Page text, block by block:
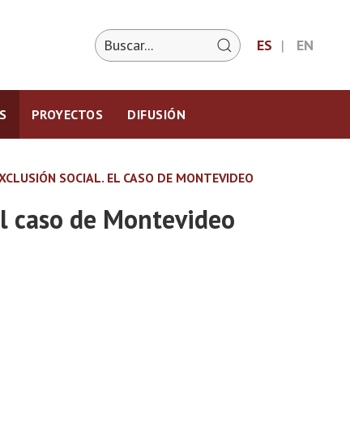
ES EN
PROYECTOS DIFUSIÓN
SOCIAL. EL CASO DE MONTEVIDEO
caso de Montevideo